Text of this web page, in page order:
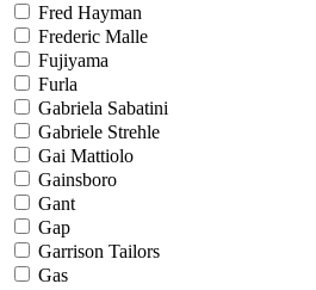
Fred Hayman
Frederic Malle
Fujiyama
Furla
Gabriela Sabatini
Gabriele Strehle
Gai Mattiolo
Gainsboro
Gant
Gap
Garrison Tailors
Gas